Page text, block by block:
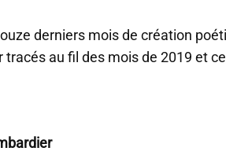
derniers mois de création
au fil des mois de 2019 et